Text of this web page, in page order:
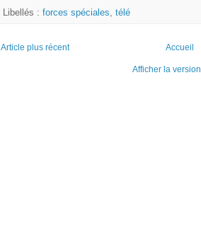
Libellés : forces spéciales, télé
Article plus récent Accueil
Afficher la